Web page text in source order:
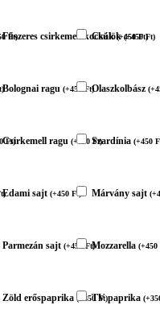
Ft)
Fűszeres csirkemell kockák(+450Ft)
Csülök(+450Ft)
)Bolognai ragu (+450Ft)Olaszkolbász (+
Ft)
Csirkemell ragu (+450Ft)
Szardínia (+450
)Edami sajt (+450 Ft) Márvány sajt (+
Parmezán sajt (+450Ft)
Mozzarella (+450
Zöld erőspaprika (+350Ft)
TV paprika (+